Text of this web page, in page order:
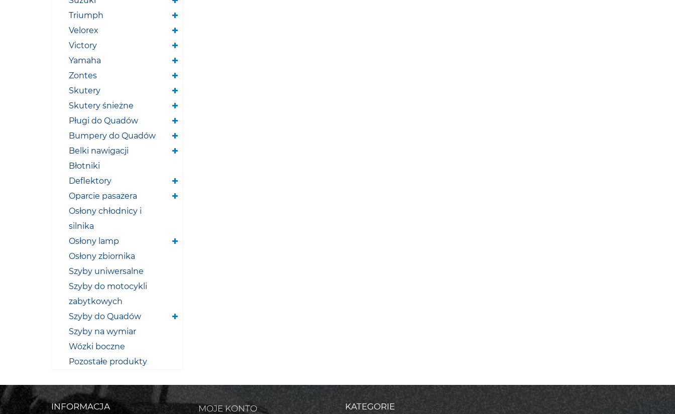
Triumph
Velorex
Victory
Yamaha
Zontes
Skutery
Skutery śnieżne
Pługi do Quadów
Bumpery do Quadów
Belki nawigacji
Błotniki
Deflektory
Oparcie pasażera
Osłony chłodnicy i
silnika
Osłony lamp
Osłony zbiornika
Szyby uniwersalne
Szyby do motocykli
zabytkowych
Szyby do Quadów
Szyby na wymiar
Wózki boczne
Pozostałe produkty
INFORMACJA MOJE KONTO KATEGORIE